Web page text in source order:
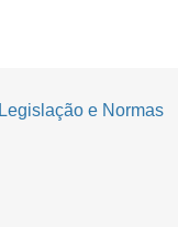
Legislação e Normas